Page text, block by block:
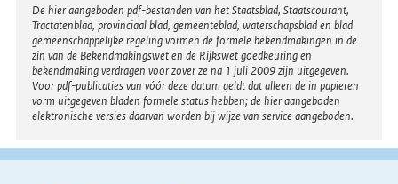
Disclaimer
De hier aangeboden pdf-bestanden van het Staatsblad, Staatscourant,
Tractatenblad, provinciaal blad, gemeenteblad, waterschapsblad en blad
gemeenschappelijke regeling vormen de formele bekendmakingen in de
zin van de Bekendmakingswet en de Rijkswet goedkeuring en
bekendmaking verdragen voor zover ze na 1 juli 2009 zijn uitgegeven.
Voor pdf-publicaties van vóór deze datum geldt dat alleen de in papieren
vorm uitgegeven bladen formele status hebben; de hier aangeboden
elektronische versies daarvan worden bij wijze van service aangeboden.